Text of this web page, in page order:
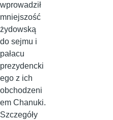
wprowadził
mniejszość
żydowską
do sejmu i
pałacu
prezydencki
ego z ich
obchodzeni
em Chanuki.
Szczegóły